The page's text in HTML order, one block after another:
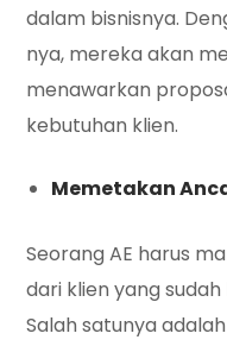
dalam bisnisnya.
nya, mereka akan
menawarkan
kebutuhan klien.
Memetakan
Seorang AE harus
dari klien yang
Salah satunya